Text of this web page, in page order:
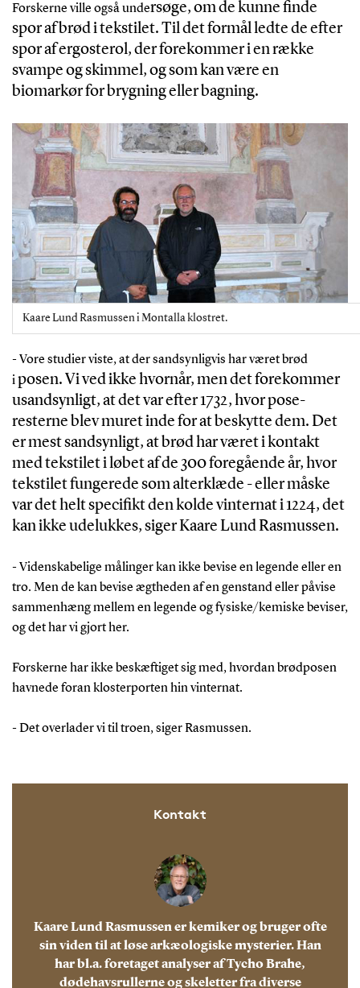
Forskerne ville også undersøge, om de kunne finde
spor af brød i tekstilet. Til det formål ledte de efter
spor af ergosterol, der forekommer i en række
svampe og skimmel, og som kan være en
biomarkør for brygning eller bagning.
Kaare Lund Rasmussen i Montalla klostret.
- Vore studier viste, at der sandsynligvis har været brød
iposen. Vi ved ikke hvornår, men det forekommer
usandsynligt, at det var efter 1732, hvor pose-
resterne blev muret inde for at beskytte dem. Det
er mest sandsynligt, at brød har været i kontakt
med tekstilet i løbet af de 300 foregående år, hvor
tekstilet fungerede som alterklæde - eller måske
var det helt specifikt den kolde vinternat i 1224, det
kan ikke udelukkes, siger Kaare Lund Rasmussen.
- Videnskabelige målinger kan ikke bevise en legende eller en
tro. Men de kan bevise ægtheden af en genstand eller påvise
sammenhæng mellem en legende og fysiske/kemiske beviser,
og det har vi gjort her.
Forskerne har ikke beskæftiget sig med, hvordan brødposen
havnede foran klosterporten hin vinternat.
- Det overlader vi til troen, siger Rasmussen.
Kontakt
Kaare Lund Rasmussen er kemiker og bruger ofte
sin viden til at løse arkæologiske mysterier. Han
har bl.a. foretaget analyser af Tycho Brahe,
dødehavsrullerne og skeletter fra diverse